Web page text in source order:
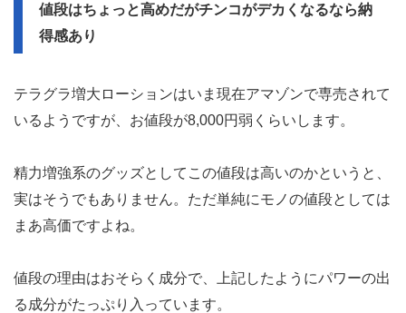
値段はちょっと高めだがチンコがデカくなるなら納
得感あり
テラグラ増大ローションはいま現在アマゾンで専売されて
いるようですが、お値段が8,000円弱くらいします。
精力増強系のグッズとしてこの値段は高いのかというと、
実はそうでもありません。ただ単純にモノの値段としては
まあ高価ですよね。
値段の理由はおそらく成分で、上記したようにパワーの出
る成分がたっぷり入っています。